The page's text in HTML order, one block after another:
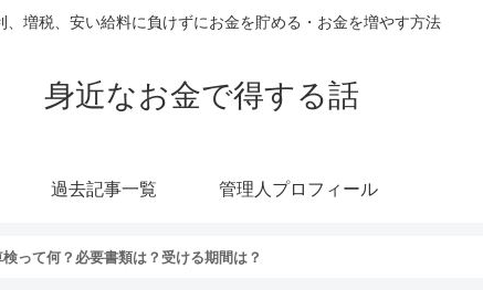
、増税、安い給料に負けずにお金を貯める・お金を増やす方法
身近なお金で得する話
過去記事一覧 管理人プロフィール
って何？必要書類は？受ける期間は？